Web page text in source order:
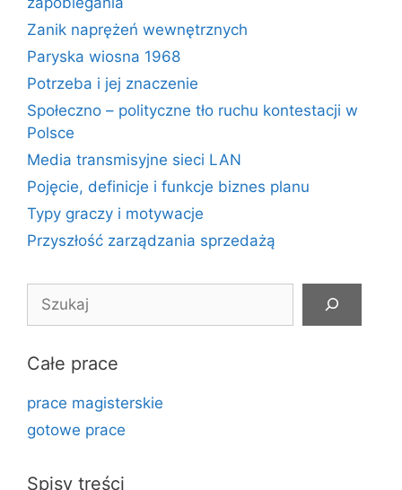
Zanik naprężeń wewnętrznych
Paryska wiosna 1968
Potrzeba i jej znaczenie
Społeczno – polityczne tło ruchu kontestacji w
Polsce
Media transmisyjne sieci LAN
Pojęcie, definicje i funkcje biznes planu
Typy graczy i motywacje
Przyszłość zarządzania sprzedażą
Całe prace
prace magisterskie
gotowe prace
Spisy treści